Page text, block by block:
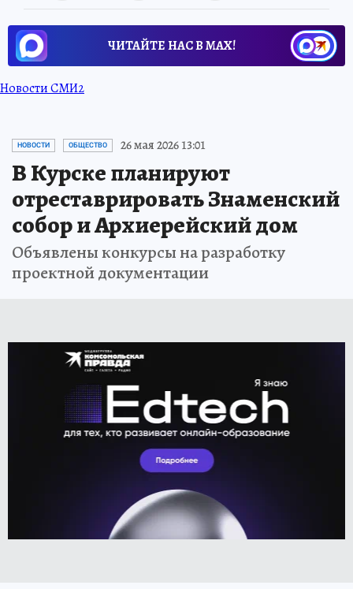
ЧИТАЙТЕ НАС В МАХ!
Новости СМИ2
НОВОСТИ ОБЩЕСТВО 26 мая 2026 13:01
В Курске планируют
отреставрировать Знаменский
собор и Архиерейский дом
Объявлены конкурсы на разработку
проектной документации